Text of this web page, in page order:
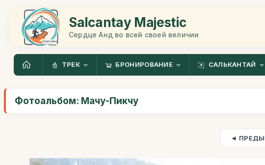
Salcantay Majestic
Сердце Анд во всей своей величии
ТРЕК БРОНИРОВАНИЕ САЛЬКАНТАЙ
Фотоальбом: Мачу-Пикчу
◄